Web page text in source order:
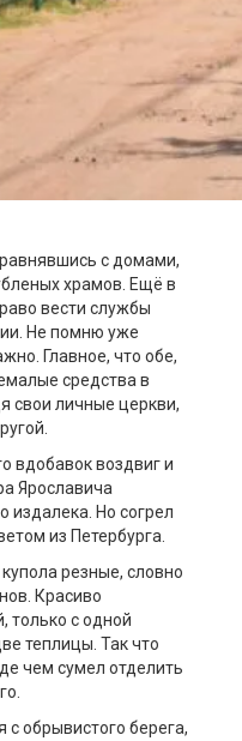
с домами,
храмов. Ещё в
вести службы
Не помню уже
Главное, что обе,
средства в
свои личные церкви,
вдобавок воздвиг и
Ярославича
издалека. Но согрел
из Петербурга.
резные, словно
Красиво
только с одной
теплицы. Так что
чем сумел отделить
обрывистого берега,